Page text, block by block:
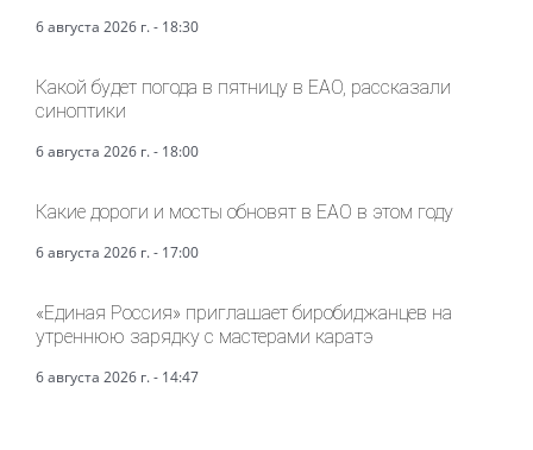
6 августа 2026 г. - 18:30
Какой будет погода в пятницу в ЕАО, рассказали
синоптики
6 августа 2026 г. - 18:00
Какие дороги и мосты обновят в ЕАО в этом году
6 августа 2026 г. - 17:00
«Единая Россия» приглашает биробиджанцев на
утреннюю зарядку с мастерами каратэ
6 августа 2026 г. - 14:47